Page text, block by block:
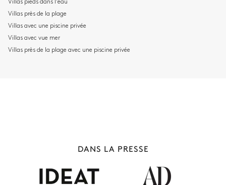
PARIS & ÎLE-DE-FRANCE
34 villas à louer
Villas pieds dans l'eau
Villas près de la plage
Villas avec une piscine privée
Villas avec vue mer
Villas près de la plage avec une piscine privée
DANS LA PRESSE